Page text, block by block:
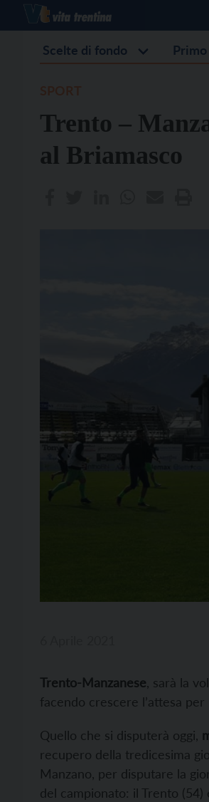
Scelte di fondo
Trento –
al Briamasco
Trento-Manzanese , sarà la
facendo crescere l’attesa
Quello che si disputerà oggi,
recupero della tredicesima
Manzano, per disputare la
del campionato: il Trento